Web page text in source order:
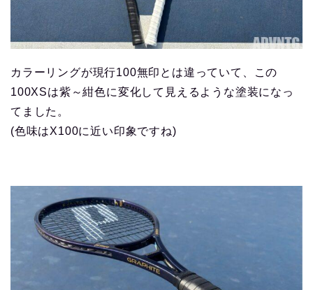
カラーリングが現行100無印とは違っていて、この
100XSは紫～紺色に変化して見えるような塗装になっ
てました。
(色味はX100に近い印象ですね)